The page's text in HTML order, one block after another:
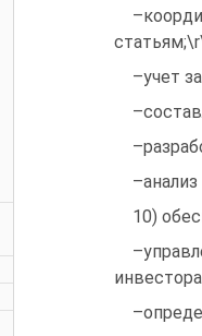
–учет
10)